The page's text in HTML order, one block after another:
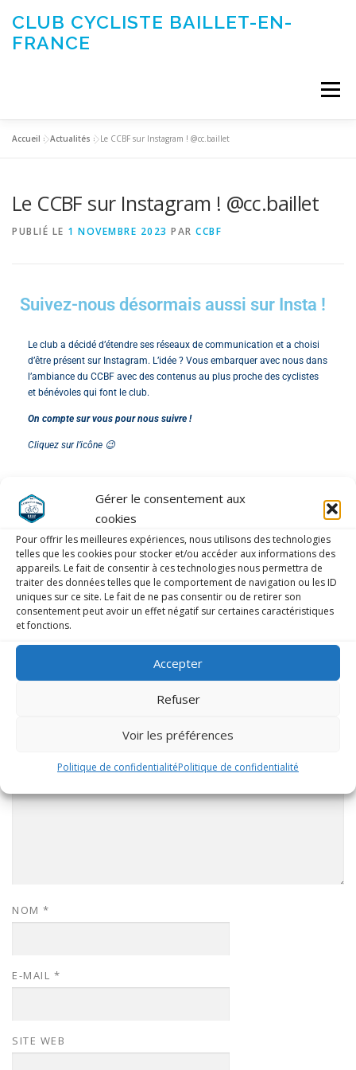
Gérer le consentement aux
cookies
Pour offrir les meilleures expériences, nous utilisons des technologies
telles que les cookies pour stocker et/ou accéder aux informations des
appareils. Le fait de consentir à ces technologies nous permettra de
traiter des données telles que le comportement de navigation ou les ID
uniques sur ce site. Le fait de ne pas consentir ou de retirer son
consentement peut avoir un effet négatif sur certaines caractéristiques
et fonctions.
Accepter
Refuser
Voir les préférences
Politique de confidentialitéPolitique de confidentialité
CLUB CYCLISTE BAILLET-EN-
FRANCE
Menu
SORTIES CLUB CONTACTEZ-NOUS
Accueil »Actualités »Le CCBF sur Instagram ! @cc.baillet
Le CCBF sur Instagram ! @cc.baillet
PUBLIÉ LE 1 NOVEMBRE 2023 PAR CCBF
Suivez-nous désormais aussi sur Insta !
Le club a décidé d’étendre ses réseaux de communication et a choisi
d’être présent sur Instagram. L’idée ? Vous embarquer avec nous dans
l’ambiance du CCBF avec des contenus au plus proche des cyclistes
et bénévoles qui font le club.
On compte sur vous pour nous suivre !
Cliquez sur l’icône 😉
LAISSER UN COMMENTAIRE
NOM *
E-MAIL *
SITE WEB